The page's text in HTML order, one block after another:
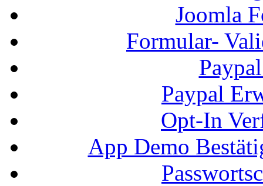
Joomla
Formular-
Paypal
Opt-In
App Demo